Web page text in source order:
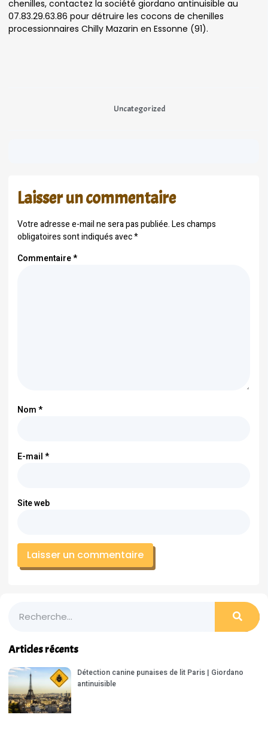
chenilles, contactez la société giordano antinuisible au
07.83.29.63.86 pour détruire les cocons de chenilles
processionnaires Chilly Mazarin en Essonne (91).
Uncategorized
Laisser un commentaire
Votre adresse e-mail ne sera pas publiée.Les champs
obligatoires sont indiqués avec*
Commentaire*
Nom*
E-mail*
Site web
Articles récents
Détection canine punaises de lit Paris | Giordano
antinuisible